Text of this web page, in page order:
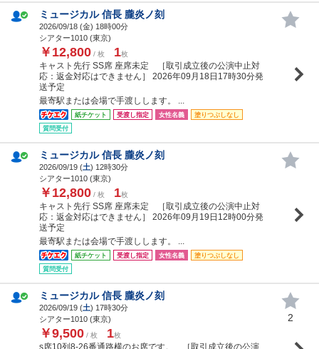
ミュージカル 信長 朧炎ノ刻
2026/09/18 (金) 18時00分
シアター1010 (東京)
￥12,800 / 枚 1枚
キャスト先行 SS席 座席未定 ［取引成立後の公演中止対
応：返金対応はできません］ 2026年09月18日17時30分発
送予定
最寄駅または会場で手渡しします。 ...
紙チケット 受渡し指定 女性名義
塗りつぶしなし
質問受付
ミュージカル 信長 朧炎ノ刻
2026/09/19 (土) 12時30分
シアター1010 (東京)
￥12,800 / 枚 1枚
キャスト先行 SS席 座席未定 ［取引成立後の公演中止対
応：返金対応はできません］ 2026年09月19日12時00分発
送予定
最寄駅または会場で手渡しします。 ...
紙チケット 受渡し指定 女性名義
塗りつぶしなし
質問受付
ミュージカル 信長 朧炎ノ刻
2026/09/19 (土) 17時30分
シアター1010 (東京)
￥9,500 / 枚 1枚
s席10列8-26番通路横のお席です。 ［取引成立後の公演
2